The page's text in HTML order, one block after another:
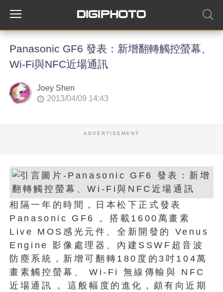
Panasonic GF6 發表：新增翻轉觸控螢幕、
Wi-Fi與NFC近場通訊
Joey Shen
2013/04/09 14:43
ADVERTISEMENT
相隔一年的時間，日本松下正式發表
Panasonic GF6 。搭載1600萬畫素
Live MOS感光元件、全新開發的 Venus
Engine 影像處理器、內建SSWF超音波
防塵系統，新增可翻轉180度的3吋104萬
畫素觸控螢幕、 Wi-Fi 無線傳輸與 NFC
近場通訊 。這般幅度的進化，頗有向近期